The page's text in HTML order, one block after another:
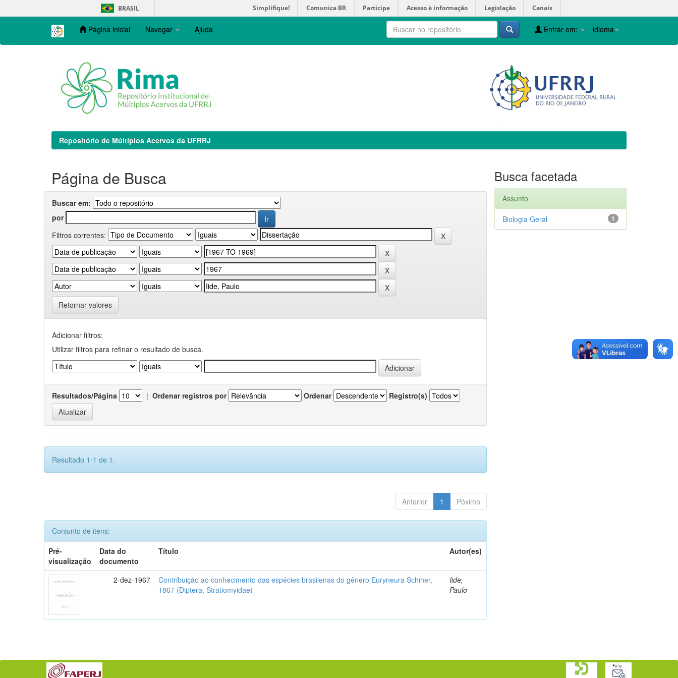
navigation
BRASIL Simplifique! Comunica BR Participe Acesso à informação Legislação Canais
Página inicial Navegar Ajuda Idioma
Entrar em:
Repositório de Múltiplos Acervos da UFRRJ
Página de Busca
Buscar em:
por
Filtros correntes:
Retornar valores
Adicionar filtros:
Utilizar filtros para refinar o resultado de busca.
Resultados/Página | Ordenar registros por Ordenar Registro(s)
Resultado 1-1 de 1.
Anterior 1 Póximo
Conjunto de itens:
Pré-
visualização
Data do
documento
Título Autor(es)
2-dez-1967
Contribuição ao conhecimento das espécies brasileiras do gênero Euryneura Schiner,
1867 (Diptera, Stratiomyidae)
Iide,
Paulo
Busca facetada
Assunto
1
Biologia Geral